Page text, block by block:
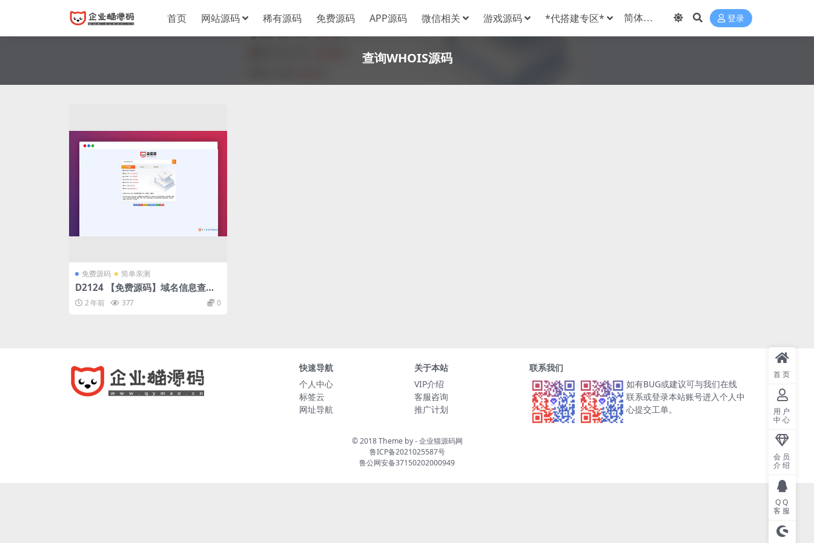
首页 网站源码 稀有源码 免费源码 APP源码 微信相关 游戏源码 *代搭建专区* 登录
查询WHOIS源码
免费源码 简单亲测
D2124 【免费源码】域名信息查询
同款WHOIS源码
2 年前 377 0
快速导航
个人中心
标签云
网址导航
关于本站
VIP介绍
客服咨询
推广计划
联系我们
如有BUG或建议可与我们在线
联系或登录本站账号进入个人中
心提交工单。
© 2018 Theme by -企业猫源码网
鲁ICP备2021025587号
鲁公网安备37150202000949
首页
用户
中心
会员
介绍
QQ
客服